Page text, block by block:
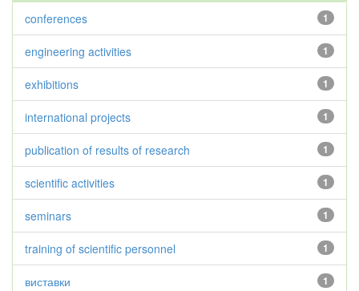
1
conferences
1
engineering activities
1
exhibitions
1
international projects
1
publication of results of research
1
scientific activities
1
seminars
1
training of scientific personnel
1
виставки